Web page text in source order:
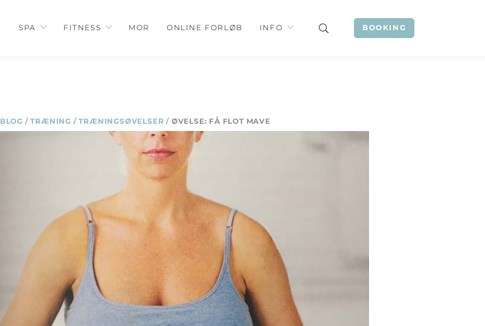
BOOKING
SPA FITNESS MOR ONLINE FORLØB INFO
BLOG /TRÆNING /TRÆNINGSØVELSER / ØVELSE: FÅ FLOT MAVE